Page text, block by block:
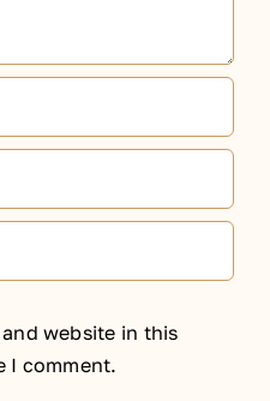
website in this
I comment.